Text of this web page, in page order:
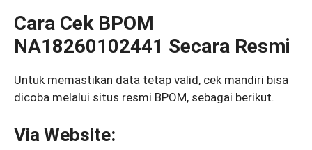
Cara Cek BPOM
NA18260102441 Secara Resmi
Untuk memastikan data tetap valid, cek mandiri bisa
dicoba melalui situs resmi BPOM, sebagai berikut.
Via Website: